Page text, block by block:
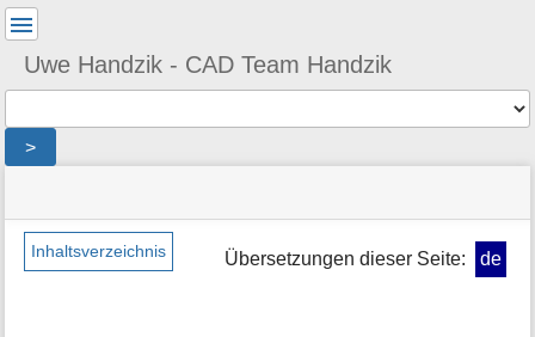
Uwe Handzik - CAD Team Handzik
>
Werkzeuge
Inhaltsverzeichnis Übersetzungen dieser Seite: de